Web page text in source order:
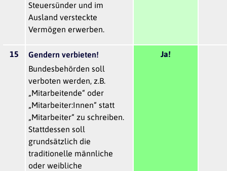
Steuersünder und im
Ausland versteckte
Vermögen erwerben.
15
Gendern verbieten!
Bundesbehörden soll
verboten werden, z.B.
„Mitarbeitende“ oder
„Mitarbeiter:Innen“ statt
„Mitarbeiter“ zu schreiben.
Stattdessen soll
grundsätzlich die
traditionelle männliche
oder weibliche
Ja!